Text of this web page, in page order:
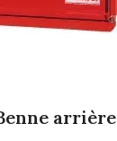
arrière